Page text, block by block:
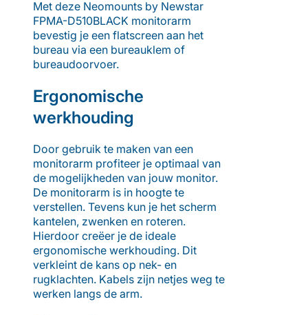
Met deze Neomounts by Newstar
FPMA-D510BLACK monitorarm
bevestig je een flatscreen aan het
bureau via een bureauklem of
bureaudoorvoer.
Ergonomische
werkhouding
Door gebruik te maken van een
monitorarm profiteer je optimaal van
de mogelijkheden van jouw monitor.
De monitorarm is in hoogte te
verstellen. Tevens kun je het scherm
kantelen, zwenken en roteren.
Hierdoor creëer je de ideale
ergonomische werkhouding. Dit
verkleint de kans op nek- en
rugklachten. Kabels zijn netjes weg te
werken langs de arm.